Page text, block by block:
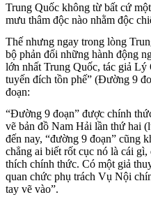
Trung Quốc không từ bất cứ
mưu thâm độc nào nhằm độc
Thế nhưng ngay trong lòng
bộ phản đối những hành động
lớn nhất Trung Quốc, tác giả
tuyến đích tồn phế” (Đường 9
đoạn:
“Đường 9 đoạn” được chính
vẽ bản đồ Nam Hải lần thứ hai
đến nay, “đường 9 đoạn” cũng
chẳng ai biết rốt cục nó là cái
thích chính thức. Có một giả
quan chức phụ trách Vụ Nội
tay vẽ vào”.